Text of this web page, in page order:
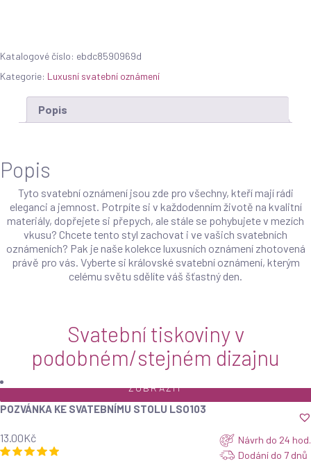
Katalogové číslo: ebdc8590969d
Kategorie: Luxusní svatební oznámení
Popis
Popis
Tyto svatební oznámení jsou zde pro všechny, kteří mají rádi
eleganci a jemnost. Potrpíte si v každodenním životě na kvalitní
materiály, dopřejete si přepych, ale stále se pohybujete v mezích
vkusu? Chcete tento styl zachovat i ve vašich svatebních
oznámeních? Pak je naše kolekce luxusních oznámení zhotovená
právě pro vás. Vyberte si královské svatební oznámení, kterým
celému světu sdělíte váš šťastný den.
Svatební tiskoviny v
podobném/stejném dizajnu
ZOBRAZIT
POZVÁNKA KE SVATEBNÍMU STOLU LSO103
13.00Kč
Návrh do 24 hod.
Dodání do 7 dnů